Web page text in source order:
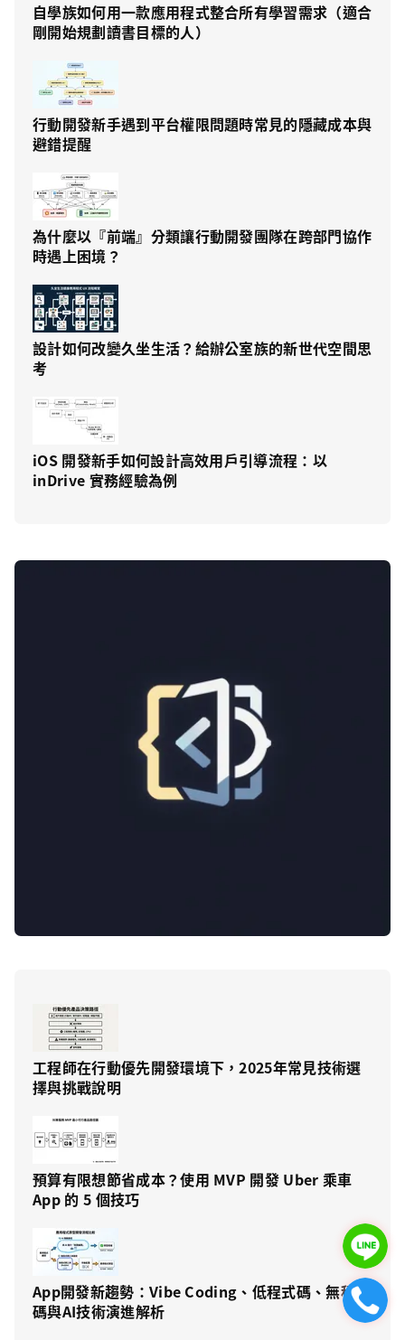
自學族如何用一款應用程式整合所有學習需求（適合
剛開始規劃讀書目標的人）
行動開發新手遇到平台權限問題時常見的隱藏成本與
避錯提醒
為什麼以『前端』分類讓行動開發團隊在跨部門協作
時遇上困境？
設計如何改變久坐生活？給辦公室族的新世代空間思
考
iOS 開發新手如何設計高效用戶引導流程：以
inDrive 實務經驗為例
工程師在行動優先開發環境下，2025年常見技術選
擇與挑戰說明
預算有限想節省成本？使用 MVP 開發 Uber 乘車
App 的 5 個技巧
App開發新趨勢：Vibe Coding、低程式碼、無程式
碼與AI技術演進解析